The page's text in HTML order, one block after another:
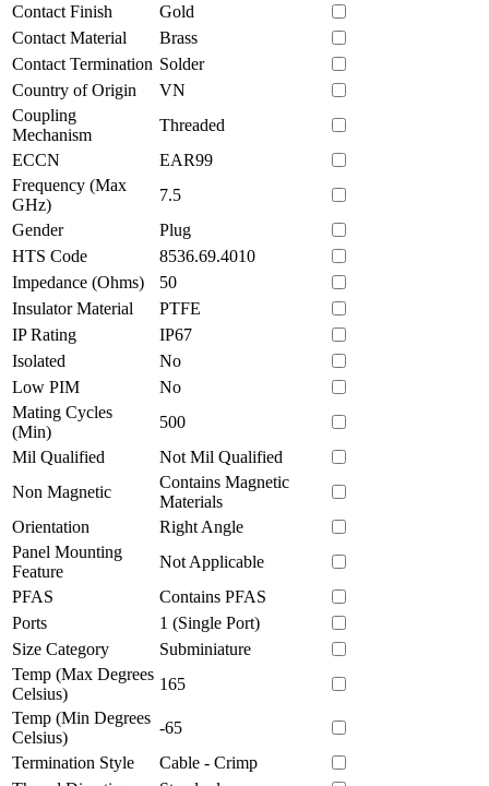
Contact Finish
Gold
Contact Material
Brass
Contact Termination Solder
Country of Origin
VN
Coupling
Mechanism
Threaded
ECCN
EAR99
Frequency (Max
GHz)
7.5
Gender
Plug
HTS Code
8536.69.4010
Impedance (Ohms)
50
Insulator Material
PTFE
IP Rating
IP67
Isolated
No
Low PIM
No
Mating Cycles
(Min)
500
Mil Qualified
Not Mil Qualified
Non Magnetic
Contains Magnetic
Materials
Orientation
Right Angle
Panel Mounting
Feature
Not Applicable
PFAS
Contains PFAS
Ports
1 (Single Port)
Size Category
Subminiature
Temp (Max Degrees
Celsius)
165
Temp (Min Degrees
Celsius)
-65
Termination Style
Cable - Crimp